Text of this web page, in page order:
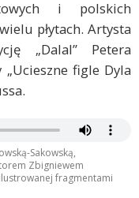
i polskich
płytach. Artysta
„Dalal” Petera
figle Dyla
Sakowską,
Zbigniewem
fragmentami